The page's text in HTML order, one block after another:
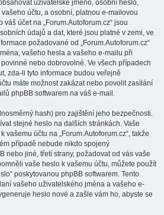
uživatelské jméno, osobní heslo,
účtu, a osobní, platnou e-mailovou
účet na „Forum.Autoforum.cz“ jsou
údajů a dat, které jsou platné v zemi, ve
požadované od „Forum.Autoforum.cz“
vašeho hesla a vašeho e-mailu při
nebo dobrovolné. Ve všech případech
zda-li tyto informace budou veřejně
máte možnost zakázat nebo povolit zasílání
phpBB softwarem na váš e-mail.
hash) pro zajištění jeho bezpečnosti.
stejné heslo na dalších stránkách. Vaše
vašemu účtu na „Forum.Autoforum.cz“, takže
případě nebude nikdo spojený
nebo jiné, třetí strany, požadovat od vás vaše
vaše heslo k vašemu účtu, můžete použít
poskytovanou phpBB softwarem. Tento
vašeho uživatelského jména a vašeho e-
heslo nové a zašle vám ho, abyste se